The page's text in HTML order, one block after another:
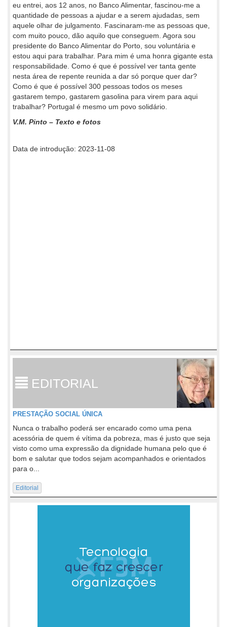
eu entrei, aos 12 anos, no Banco Alimentar, fascinou-me a
quantidade de pessoas a ajudar e a serem ajudadas, sem
aquele olhar de julgamento. Fascinaram-me as pessoas que,
com muito pouco, dão aquilo que conseguem. Agora sou
presidente do Banco Alimentar do Porto, sou voluntária e
estou aqui para trabalhar. Para mim é uma honra gigante esta
responsabilidade. Como é que é possível ver tanta gente
nesta área de repente reunida a dar só porque quer dar?
Como é que é possível 300 pessoas todos os meses
gastarem tempo, gastarem gasolina para virem para aqui
trabalhar? Portugal é mesmo um povo solidário.
V.M. Pinto – Texto e fotos
Data de introdução: 2023-11-08
EDITORIAL
PRESTAÇÃO SOCIAL ÚNICA
Nunca o trabalho poderá ser encarado como uma pena
acessória de quem é vítima da pobreza, mas é justo que seja
visto como uma expressão da dignidade humana pelo que é
bom e salutar que todos sejam acompanhados e orientados
para o...
Editorial